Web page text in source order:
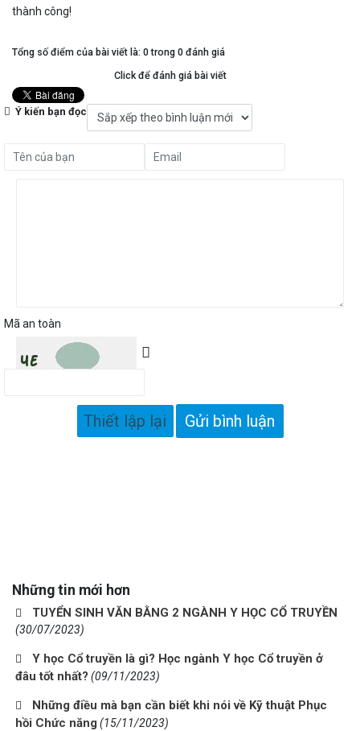
thành công!
Tổng số điểm của bài viết là: 0 trong 0 đánh giá
Click để đánh giá bài viết
Ý kiến bạn đọc
Mã an toàn
Những tin mới hơn
TUYỂN SINH VĂN BẰNG 2 NGÀNH Y HỌC CỔ TRUYỀN
(30/07/2023)
Y học Cổ truyền là gì? Học ngành Y học Cổ truyền ở
đâu tốt nhất? (09/11/2023)
Những điều mà bạn cần biết khi nói về Kỹ thuật Phục
hồi Chức năng (15/11/2023)